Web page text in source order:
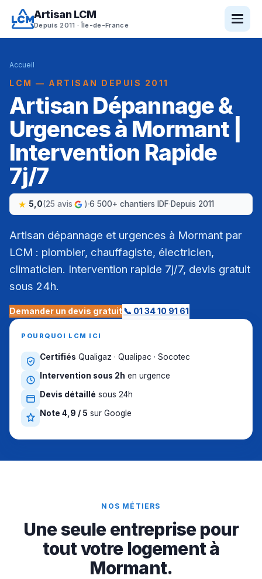
Artisan LCM
Depuis 2011 · Île-de-France
Accueil
LCM — ARTISAN DEPUIS 2011
Artisan Dépannage &
Urgences à Mormant |
Intervention Rapide
7j/7
5,0(25 avis )·6 500+ chantiers IDF·Depuis 2011
Artisan dépannage et urgences à Mormant par
LCM : plombier, chauffagiste, électricien,
climaticien. Intervention rapide 7j/7, devis gratuit
sous 24h.
Demander un devis gratuit📞 01 34 10 91 61
POURQUOI LCM ICI
Certifiés Qualigaz · Qualipac · Socotec
Intervention sous 2h en urgence
Devis détaillé sous 24h
Note 4,9 / 5 sur Google
NOS MÉTIERS
Une seule entreprise pour
tout votre logement à
Mormant.